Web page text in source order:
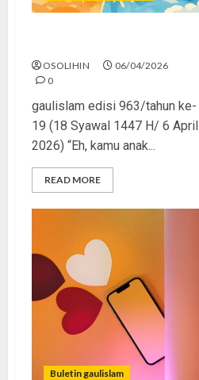
OSOLIHIN
06/04/2026
0
gaulislam edisi 963/tahun ke-
19 (18 Syawal 1447 H/ 6 April
2026) “Eh, kamu anak...
READ MORE
Buletin gaulislam